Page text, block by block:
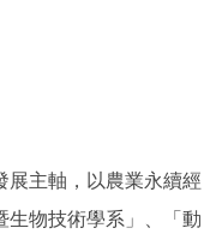
展主軸，以農業永續經
生物技術學系」、「動